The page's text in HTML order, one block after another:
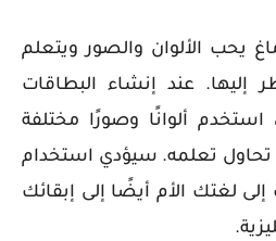
يحب الألوان والصور ويتعلم
عند إنشاء البطاقات
استخدم ألوانًا وصورًا مختلفة
تعلمه. سيؤدي استخدام
لغتك الأم أيضًا إلى إبقائك